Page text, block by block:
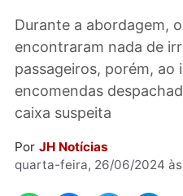
Durante a
encontraram nada de
passageiros, porém,
encomendas
caixa suspeita